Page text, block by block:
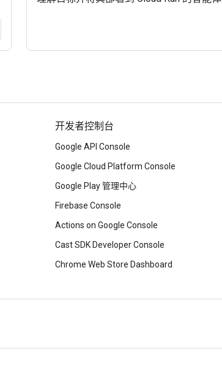
开发者控制台
Google API Console
Google Cloud Platform Console
Google Play 管理中心
Firebase Console
Actions on Google Console
Cast SDK Developer Console
Chrome Web Store Dashboard